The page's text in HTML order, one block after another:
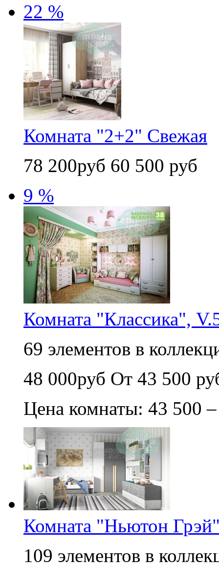
22 %
Комната "2+2" Свежая
78 200руб 60 500 руб
9 %
Комната "Классика",
69 элементов в
48 000руб От 43 500
Цена комнаты: 43 500
Комната "Ньютон
109 элементов в